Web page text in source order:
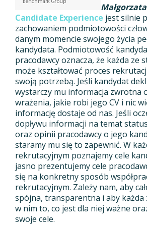
Candidate Experience jest silnie
zachowaniem podmiotowości
danym momencie swojego życia
kandydata. Podmiotowość
pracodawcy oznacza, że każda ze
może kształtować proces
swoją potrzebą. Jeśli kandydat
wystarczy mu informacja zwrotna
wrażenia, jakie robi jego CV i nic
informację dostaje od nas. Jeśli
dopływu informacji na temat
oraz opinii pracodawcy o jego
staramy mu się to zapewnić. W
rekrutacyjnym poznajemy cele
jasno prezentujemy cele
się na konkretny sposób
rekrutacyjnym. Zależy nam, aby
spójna, transparentna i aby każda
w nim to, co jest dla niej ważne
swoje cele.